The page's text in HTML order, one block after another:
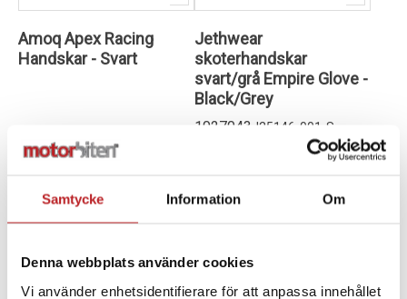
Samtycke Information Om
Denna webbplats använder cookies
Vi använder enhetsidentifierare för att anpassa innehållet
Amoq Apex Racing
Handskar - Svart
699,00 kr i
2-4 dagar lev. tid
Jethwear
skoterhandskar
svart/grå Empire Glove -
Black/Grey
1027043 J25146-001-S
2-4 dagar lev. tid
REA 50%